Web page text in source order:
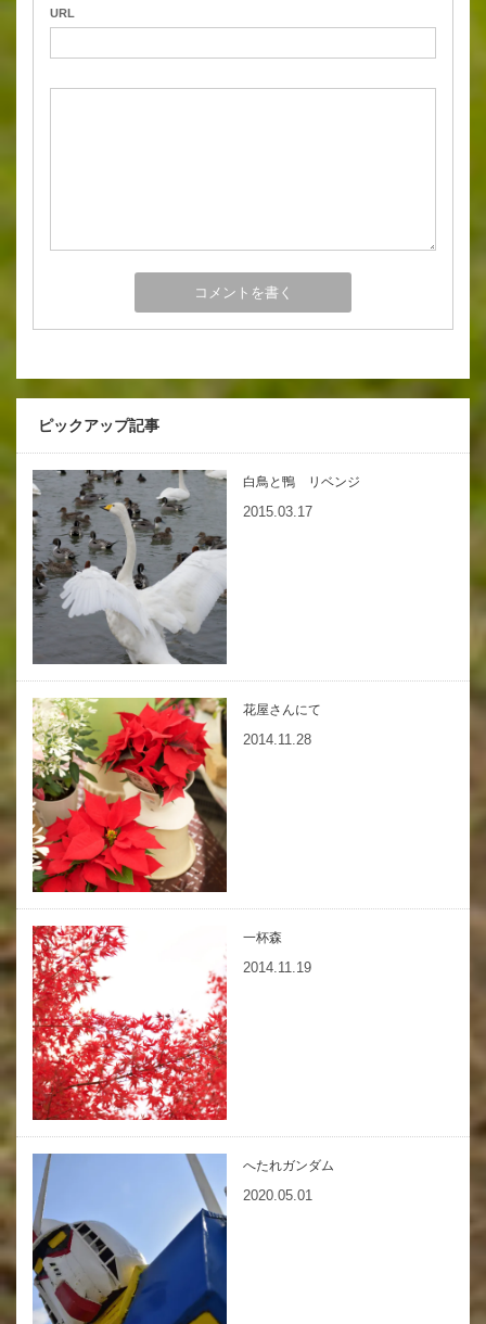
URL
ピックアップ記事
白鳥と鴨 リベンジ
2015.03.17
花屋さんにて
2014.11.28
一杯森
2014.11.19
へたれガンダム
2020.05.01